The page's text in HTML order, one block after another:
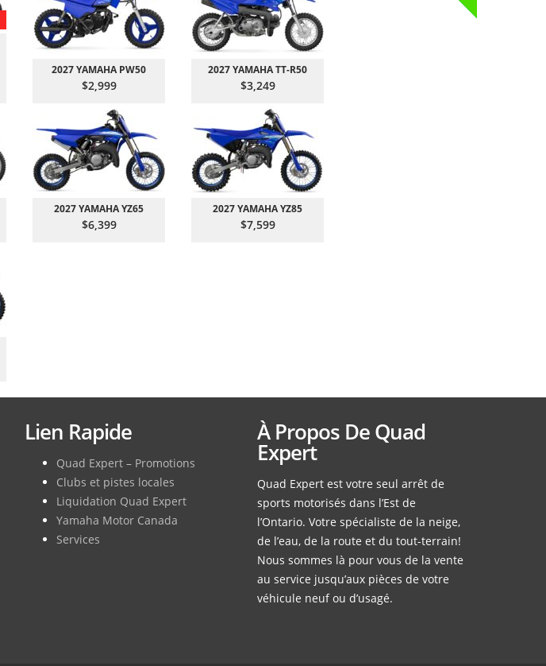
2027 YAMAHA PW50
$2,999
2027 YAMAHA TT-R50
$3,249
2027 YAMAHA YZ65
$6,399
2027 YAMAHA YZ85
$7,599
Lien Rapide
Quad Expert – Promotions
Clubs et pistes locales
Liquidation Quad Expert
Yamaha Motor Canada
Services
À Propos De Quad
Expert
Quad Expert est votre seul arrêt de
sports motorisés dans l’Est de
l’Ontario. Votre spécialiste de la neige,
de l’eau, de la route et du tout-terrain!
Nous sommes là pour vous de la vente
au service jusqu’aux pièces de votre
véhicule neuf ou d’usagé.